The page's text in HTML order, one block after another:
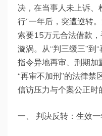
决，在当事人未上诉、
行”一年后，突遭逆转
索要15万元合法借款
漩涡。从“判三缓三”到
指令异地再审、刑期加
“再审不加刑”的法律禁
信访压力与个案公正时
一、 判决反转：生效